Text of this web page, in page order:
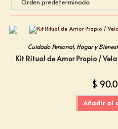
Cuidado Personal, Hogar y
Kit Ritual de Amor Propio /
$
Añadir al